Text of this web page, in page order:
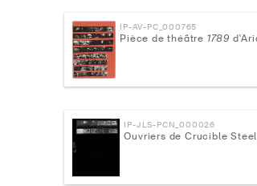
IP-AV-PC_000765
Pièce de théâtre 1789
IP-JLS-PCN_000026
Ouvriers de Crucible